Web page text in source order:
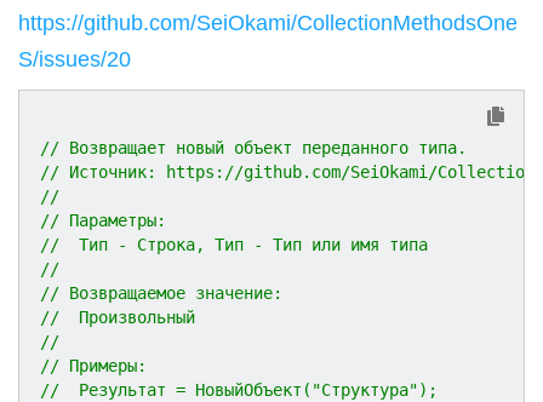
https://github.com/SeiOkami/CollectionMethodsOne
S/issues/20
// Возвращает новый объект переданного типа.
// Источник: https://github.com/SeiOkami/
//
// Параметры:
//  Тип - Строка, Тип - Тип или имя типа
//
// Возвращаемое значение:
//  Произвольный
//
// Примеры:
// 	Результат = НовыйОбъект("Структура");